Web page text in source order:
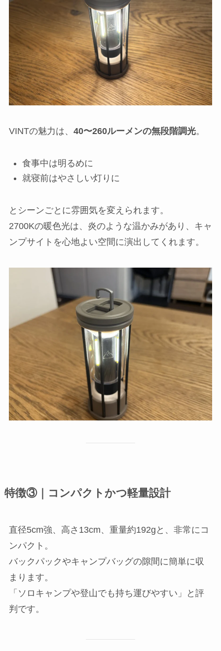
VINTの魅力は、 40〜260ルーメンの無段階調光。
食事中は明るめに
就寝前はやさしい灯りに
とシーンごとに雰囲気を変えられます。
2700Kの暖色光は、炎のような温かみがあり、キャ
ンプサイトを心地よい空間に演出してくれます。
特徴③｜コンパクトかつ軽量設計
直径5cm強、高さ13cm、重量約192gと、非常にコ
ンパクト。
バックパックやキャンプバッグの隙間に簡単に収
まります。
「ソロキャンプや登山でも持ち運びやすい」と評
判です。